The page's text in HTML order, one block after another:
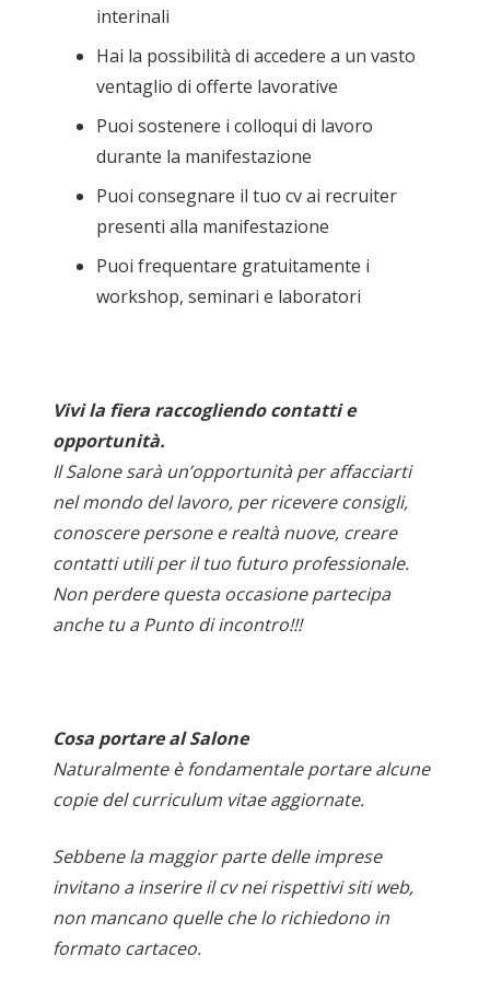
interinali
Hai la possibilità di accedere a un vasto
ventaglio di offerte lavorative
Puoi sostenere i colloqui di lavoro
durante la manifestazione
Puoi consegnare il tuo cv ai recruiter
presenti alla manifestazione
Puoi frequentare gratuitamente i
workshop, seminari e laboratori
Vivi la fiera raccogliendo contatti e
opportunità.
Il Salone sarà un’opportunità per affacciarti
nel mondo del lavoro, per ricevere consigli,
conoscere persone e realtà nuove, creare
contatti utili per il tuo futuro professionale.
Non perdere questa occasione partecipa
anche tu a Punto di incontro!!!
Cosa portare al Salone
Naturalmente è fondamentale portare alcune
copie del curriculum vitae aggiornate.
Sebbene la maggior parte delle imprese
invitano a inserire il cv nei rispettivi siti web,
non mancano quelle che lo richiedono in
formato cartaceo.